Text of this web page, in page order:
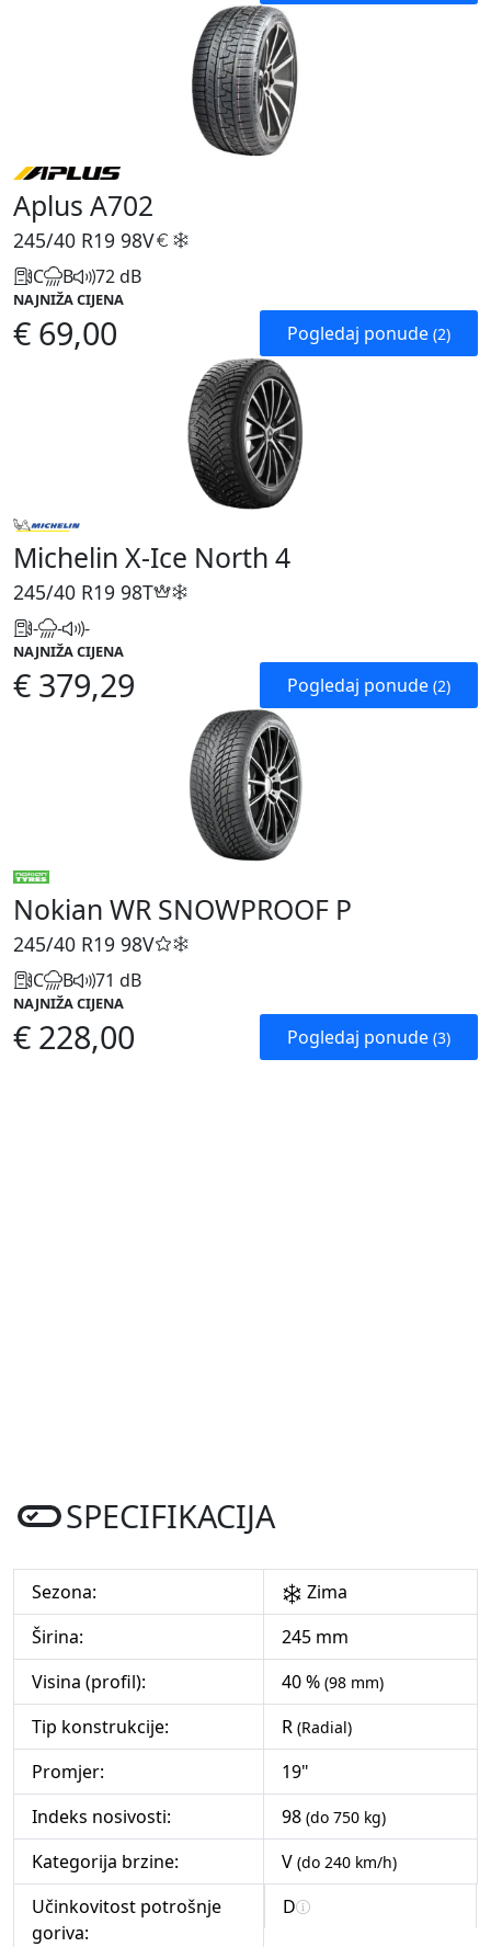
Aplus A702
245/40 R19 98V
C B 72 dB
NAJNIŽA CIJENA
€ 69,00 Pogledaj ponude (2)
Michelin X-Ice North 4
245/40 R19 98T
- - -
NAJNIŽA CIJENA
€ 379,29 Pogledaj ponude (2)
Nokian WR SNOWPROOF P
245/40 R19 98V
C B 71 dB
NAJNIŽA CIJENA
€ 228,00 Pogledaj ponude (3)
SPECIFIKACIJA
Sezona:
Zima
Širina:
245 mm
Visina (profil):
40 % (98 mm)
Tip konstrukcije: R (Radial)
Promjer:
19"
Indeks nosivosti:
98 (do 750 kg)
Kategorija brzine: V (do 240 km/h)
Učinkovitost potrošnje
goriva:
D